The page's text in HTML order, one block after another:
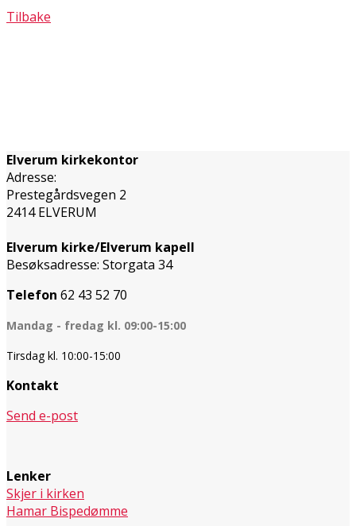
Tilbake
Elverum kirkekontor
Adresse:
Prestegårdsvegen 2
2414 ELVERUM
Elverum kirke/Elverum kapell
Besøksadresse: Storgata 34
Telefon 62 43 52 70
Mandag - fredag kl. 09:00-15:00
Tirsdag kl. 10:00-15:00
Kontakt
Send e-post
Lenker
Skjer i kirken
Hamar Bispedømme